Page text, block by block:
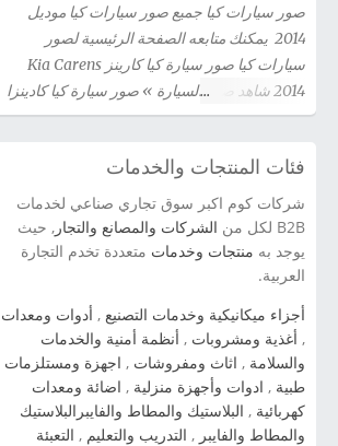
صور سيارات كيا جميع صور سيارات كيا موديل
2014 يمكنك متابعه الصفحة الرئيسية لصور
سيارات كيا صور سيارة كيا كارينز Kia Carens
2014 شاهد صور السيارة » صور سيارة كيا كادينزا
Kia Cadenza 2014 شاهد صور السيارة » صور
شاهد صور السيارة » صور سيارة كيا اوبتيما Kia
Optima 2014 شاهد صور السيارة » سيارة كيا
سورينتو Kia Sorento 2014 شاهد صور السيارة »
cerato شاهد صور السيارة » صور سياراة سبورتاج
2014 شاهد صور السيارة » صور سيارات كيا اوبتيما
2014 شاهد صور السيارة » صور سيارات كيا سول
2014 شاهد صور السيارة » صور سيارات كيا بيكانتو
2014 شاهد صور السيارة » صور سيارات كيا
فئات المنتجات والخدمات
شركات كوم اكبر سوق تجاري صناعي لخدمات
B2B لكل من
الشركات والمصانع والتجار , حيث
يوجد به منتجات وخدمات متعددة تخدم التجارة
العربية.
أجزاء ميكانيكية وخدمات التصنيع , أدوات ومعدات
, أغذية ومشروبات , أنظمة أمنية والخدمات
والسلامة , اثاث ومفروشات , اجهزة ومستلزمات
طبية , ادوات وأجهزة منزلية , اضائة ومعدات
كهربائية , البلاستيك والمطاط والفايبرالبلاستيك
والمطاط والفايبر , التدريب والتعليم , التعبئة